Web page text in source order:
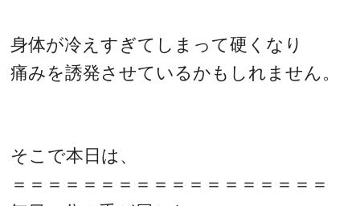
身体が冷えすぎてしまって硬くなり
痛みを誘発させているかもしれません。
そこで本日は、
＝＝＝＝＝＝＝＝＝＝＝＝＝＝＝＝＝＝